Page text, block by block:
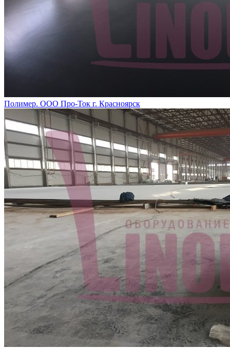
Полимер. ООО Про-Ток г. Красноярск